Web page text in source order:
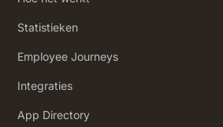
Statistieken
Employee Journeys
Integraties
App Directory